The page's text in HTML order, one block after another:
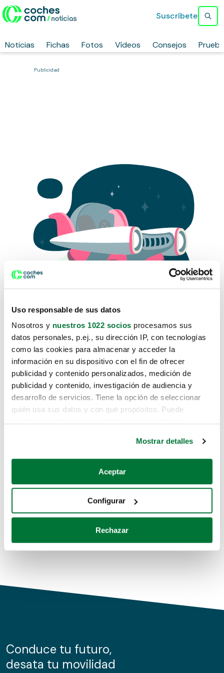
Uso responsable de sus datos
Nosotros y nuestros 1022 socios procesamos sus
datos personales, p.ej., su dirección IP, con tecnologías
como las cookies para almacenar y acceder la
información en su dispositivo con el fin de ofrecer
publicidad y contenido personalizados, medición de
publicidad y contenido, investigación de audiencia y
desarrollo de servicios. Tiene la opción de seleccionar
quién usa sus datos y con qué propósitos. Puede
Si lo permite, también quisiéramos:
Recopilar información sobre su ubicación geográfica
Identificar su dispositivo analizándolo activamente
para buscar características específicas (huellas
Obtenga más información sobre cómo se procesan sus
de cookies.
información sobre el uso que haga del sitio web con
nuestros partners de redes sociales, publicidad y análisis
Mostrar detalles
Aceptar
Configurar
Rechazar
Noticias Fichas Fotos Vídeos Consejos
Suscríbete
Publicidad
Lo sentimos, no sabemos como
te hemos traido hasta aquí.
Pero puedes encontrar el coche que estás
buscando en alguno de estos enlaces:
Coches de segunda mano
Coches de km0
Conduce tu futuro,
desata tu movilidad